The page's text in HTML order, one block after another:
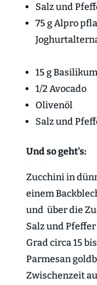
Salz und
75 g Alpro
15 g Basilikum
1/2 Avocado
Olivenöl
Salz und
Und so geht's:
Zucchini in
einem
und über die
Salz und
Grad circa 15
Parmesan
Zwischenzeit